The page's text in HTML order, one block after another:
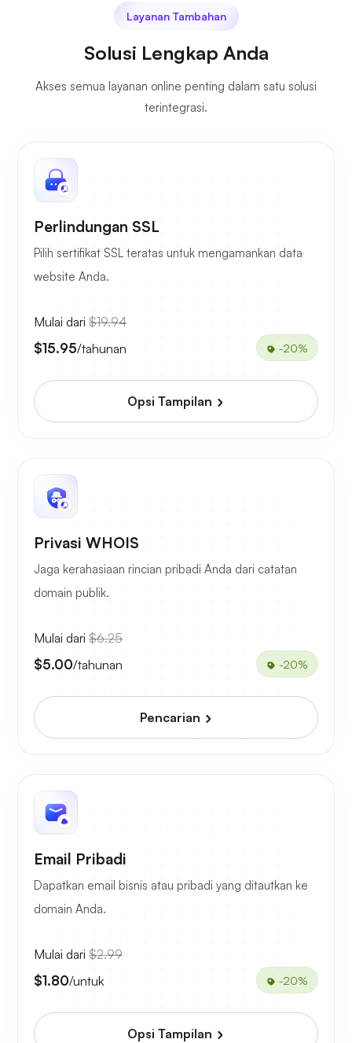
Layanan Tambahan
Solusi Lengkap Anda
Akses semua layanan online penting dalam satu solusi
terintegrasi.
Perlindungan SSL
Pilih sertifikat SSL teratas untuk mengamankan data
website Anda.
Mulai dari $19.94
$15.95/tahunan -20%
Opsi Tampilan
Privasi WHOIS
Jaga kerahasiaan rincian pribadi Anda dari catatan
domain publik.
Mulai dari $6.25
$5.00/tahunan -20%
Pencarian
Email Pribadi
Dapatkan email bisnis atau pribadi yang ditautkan ke
domain Anda.
Mulai dari $2.99
$1.80/untuk -20%
Opsi Tampilan